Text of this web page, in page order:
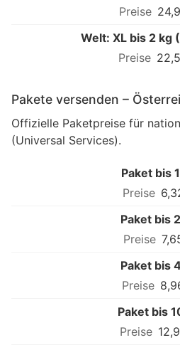
Welt: XL bis 2 kg
Pakete versenden –
Offizielle Paketpreise für
(Universal Services).
Paket bis
Paket bis
Paket bis
Paket bis